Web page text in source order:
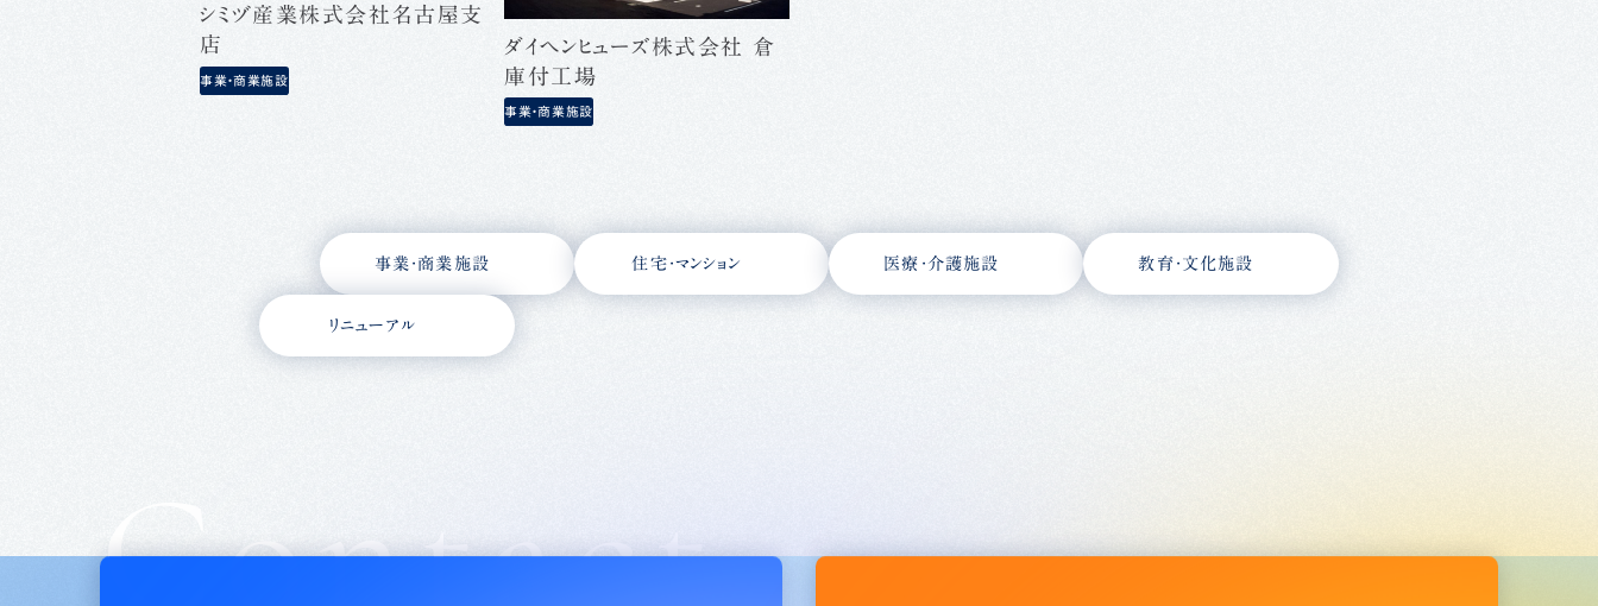
シミヅ産業株式会社名古屋支
店
事業・商業施設
ダイヘンヒューズ株式会社 倉
庫付工場
事業・商業施設
事業・商業施設 住宅・マンション 医療・介護施設 教育・文化施設
リニューアル
Contact